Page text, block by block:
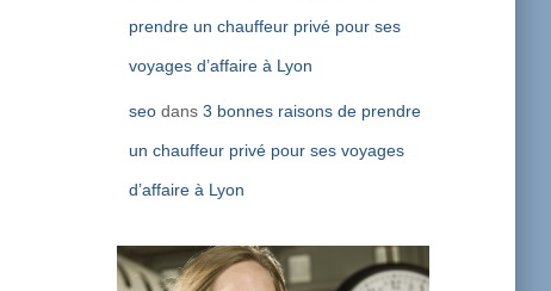
prendre un chauffeur privé pour ses
voyages d’affaire à Lyon
seodans 3 bonnes raisons de prendre
un chauffeur privé pour ses voyages
d’affaire à Lyon